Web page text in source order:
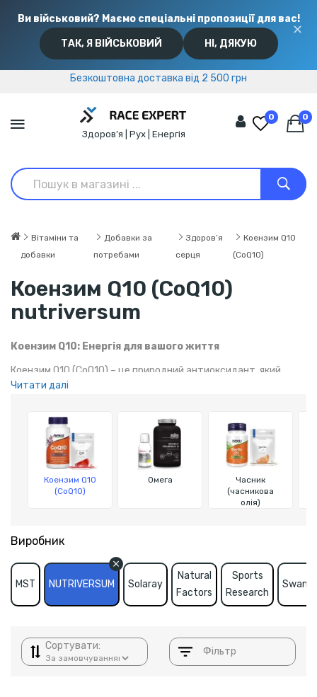
Ви військовий? Маємо спеціальні пропозиції для вас!
ТАК, Я ВІЙСЬКОВИЙ НІ, ДЯКУЮ
✕
Безкоштовна доставка від 2 500 грн
Безкоштовна доставка від 2 500 грн
Здоров’я | Рух | Енергія
0 0
Вітаміни та
добавки
Добавки за
потребами
Здоров’я
серця
Коензим Q10
(CoQ10)
Коензим Q10 (CoQ10)
nutriversum
Коензим Q10: Енергія для вашого життя
Коензим Q10 (CoQ10) – це природний антиоксидант, який
підтримує енергетичні процеси, покращує витривалість і
після фізичних навантажень.
Читати далі
Омега
Коензим Q10
(CoQ10)
Часник
(часникова
олія)
Виробник
MST NUTRIVERSUM Solaray
Natural
Factors
Sports
Research
Сортувати: Фільтр